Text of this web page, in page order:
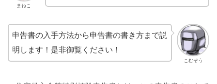
まねこ
こむぞう
申告書の入手方法から申告書の書き方まで説
明します！是非御覧ください！